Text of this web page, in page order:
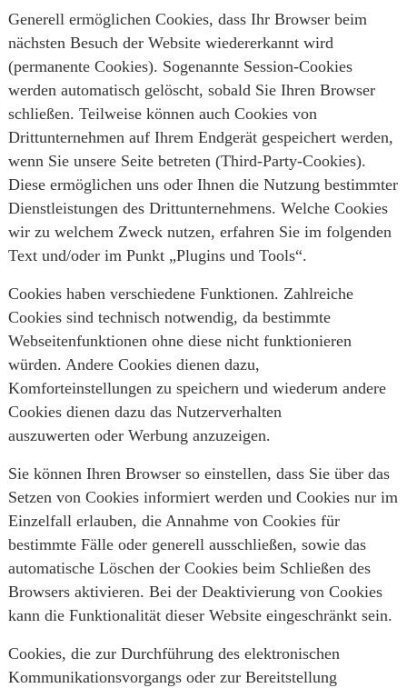
Generell ermöglichen Cookies, dass Ihr Browser beim
nächsten Besuch der Website wiedererkannt wird
(permanente Cookies). Sogenannte Session-Cookies
werden automatisch gelöscht, sobald Sie Ihren Browser
schließen. Teilweise können auch Cookies von
Drittunternehmen auf Ihrem Endgerät gespeichert werden,
wenn Sie unsere Seite betreten (Third-Party-Cookies).
Diese ermöglichen uns oder Ihnen die Nutzung bestimmter
Dienstleistungen des Drittunternehmens. Welche Cookies
wir zu welchem Zweck nutzen, erfahren Sie im folgenden
Text und/oder im Punkt „Plugins und Tools“.
Cookies haben verschiedene Funktionen. Zahlreiche
Cookies sind technisch notwendig, da bestimmte
Webseitenfunktionen ohne diese nicht funktionieren
würden. Andere Cookies dienen dazu,
Komforteinstellungen zu speichern und wiederum andere
Cookies dienen dazu das Nutzerverhalten
auszuwerten oder Werbung anzuzeigen.
Sie können Ihren Browser so einstellen, dass Sie über das
Setzen von Cookies informiert werden und Cookies nur im
Einzelfall erlauben, die Annahme von Cookies für
bestimmte Fälle oder generell ausschließen, sowie das
automatische Löschen der Cookies beim Schließen des
Browsers aktivieren. Bei der Deaktivierung von Cookies
kann die Funktionalität dieser Website eingeschränkt sein.
Cookies, die zur Durchführung des elektronischen
Kommunikationsvorgangs oder zur Bereitstellung